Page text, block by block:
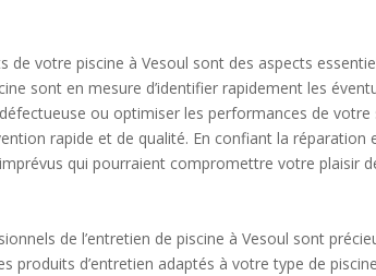
de votre piscine à Vesoul sont des aspects
sont en mesure d’identifier rapidement les
ou optimiser les performances de
rapide et de qualité. En confiant la
qui pourraient compromettre votre plaisir
de l’entretien de piscine à Vesoul sont
produits d’entretien adaptés à votre type de